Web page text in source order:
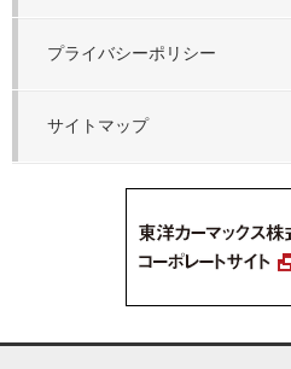
プライバシーポリシー
サイトマップ